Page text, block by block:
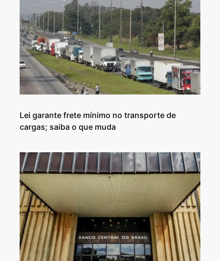
Lei garante frete mínimo no transporte de
cargas; saiba o que muda